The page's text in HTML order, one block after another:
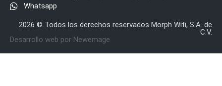
Whatsapp
2026 © Todos los derechos reservados Morph Wifi, S.A. de
C.V.
Desarrollo web por Newemage